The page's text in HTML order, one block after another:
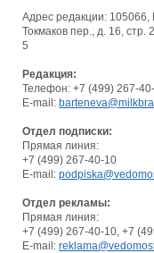
Адрес редакции: 105066,
Токмаков пер., д. 16, стр.
5
Редакция:
Телефон: +7 (499) 267-
E-mail:
Отдел подписки:
Прямая линия:
+7 (499) 267-40-10
E-mail:
Отдел рекламы:
Прямая линия:
+7 (499) 267-40-10, +7
E-mail: